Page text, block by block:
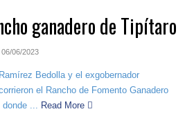
ganadero de Tipítaro
06/06/2023
Bedolla y el exgobernador
el Rancho de Fomento Ganadero
...
Read More